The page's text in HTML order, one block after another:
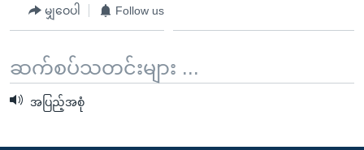
နေရာ
သို့
ကျော်
ဘာသာစကားများ
မျှဝေပါ Follow us
ဆက်စပ်သတင်းများ ...
အပြည့်အစုံ